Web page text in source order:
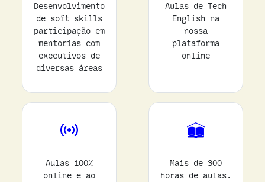
Desenvolvimento
de soft skills
participação em
mentorias com
executivos de
diversas áreas
Aulas de Tech
English na
nossa
plataforma
online
Aulas 100%
online e ao
Mais de 300
horas de aulas.